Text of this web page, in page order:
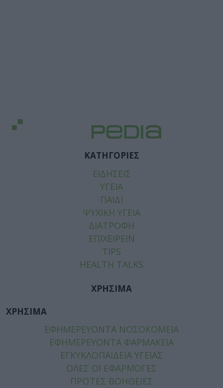
ΚΑΤΗΓΟΡΙΕΣ
ΕΙΔΗΣΕΙΣ
ΥΓΕΙΑ
ΠΑΙΔΙ
ΨΥΧΙΚΗ ΥΓΕΙΑ
ΔΙΑΤΡΟΦΗ
ΕΠΙΧΕΙΡΕΙΝ
TIPS
HEALTH TALKS
ΧΡΗΣΙΜΑ
ΧΡΗΣΙΜΑ
ΕΦΗΜΕΡΕΥΟΝΤΑ ΝΟΣΟΚΟΜΕΙΑ
ΕΦΗΜΕΡΕΥΟΝΤΑ ΦΑΡΜΑΚΕΙΑ
ΕΓΚΥΚΛΟΠΑΙΔΕΙΑ ΥΓΕΙΑΣ
ΟΛΕΣ ΟΙ ΕΦΑΡΜΟΓΕΣ
ΠΡΩΤΕΣ ΒΟΗΘΕΙΕΣ